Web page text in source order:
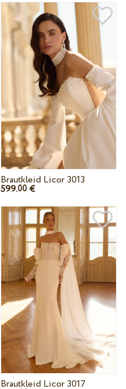
Brautkleid Licor 3013
599.00 €
Brautkleid Licor 3017